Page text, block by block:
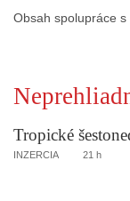
Obsah spolupráce s
Tropické
INZERCIA 21 h